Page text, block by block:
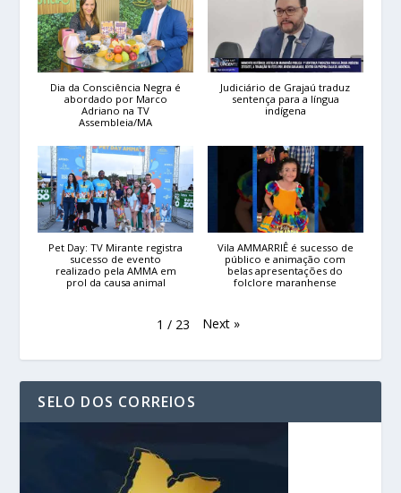
Dia da Consciência Negra é
abordado por Marco
Adriano na TV
Assembleia/MA
Judiciário de Grajaú traduz
sentença para a língua
indígena
Pet Day: TV Mirante registra
sucesso de evento
realizado pela AMMA em
prol da causa animal
Vila AMMARRIÊ é sucesso de
público e animação com
belas apresentações do
folclore maranhense
1 / 23 Next »
SELO DOS CORREIOS